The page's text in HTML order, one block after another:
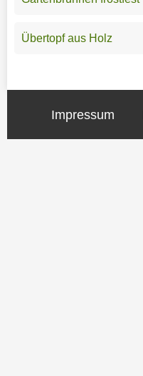
Übertopf aus Holz
Impressum